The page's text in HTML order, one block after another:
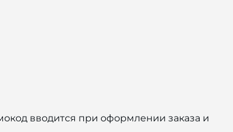
вводится при оформлении заказа и